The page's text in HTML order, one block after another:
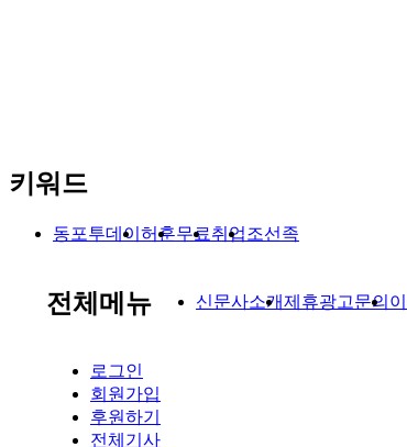
키워드
동포투데이 허훈무료취업조선족
전체메뉴 신문사소개제휴광고문의
로그인
회원가입
후원하기
전체기사